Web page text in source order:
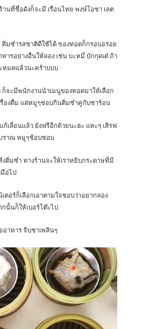
านที่ชื่อดังก็จะมี เรือนไทย พงษ์โอชา เลต
ติ่มซำรสชาติดีใช้ได้ ของทอดก็กรอบอร่อย
ารอย่างอื่นให้ลอง เช่น บะหมี่ บักกุดเต๋ ถ้า
หมดแล้วนะคร้าบบบ
ก็จะมีพนักงานนำเมนูของทอดมาให้เลือก
รื่องดื่ม แต่หมูๆชอบกินติ่มซำคู่กับชาร้อน
ก้เลี่ยนแล้ว ยังฟรีอีกด้วยนะฮะ แหะๆ เสิรฟ
ราณ หมูๆช้อบชอบ
งติ่มซำ ทางร้านจะให้เราหยิบกระดาษที่มี
มือไป
ตอร์ก็เลือกเอาตามใจชอบว่าอยากลอง
กนั้นก็ให้เบอร์โต๊ะไป
อาหาร จิบชาเพลินๆ